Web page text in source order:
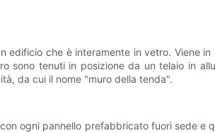
che è interamente in vetro. Viene
sono tenuti in posizione da un telaio in
da cui il nome "muro della tenda".
ogni pannello prefabbricato fuori sede e